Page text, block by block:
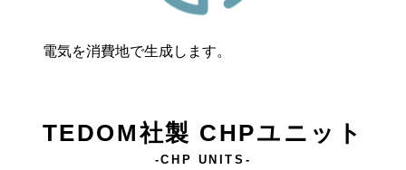
電気を消費地で生成します。
TEDOM社製 CHPユニット
-CHP UNITS-